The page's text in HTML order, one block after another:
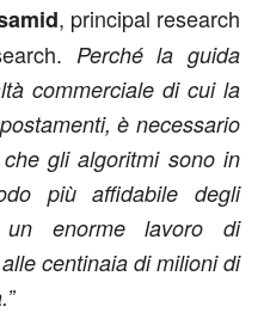
, principal research
Perché la guida
commerciale di cui la
è necessario
gli algoritmi sono in
più affidabile degli
un enorme lavoro di
centinaia di milioni di